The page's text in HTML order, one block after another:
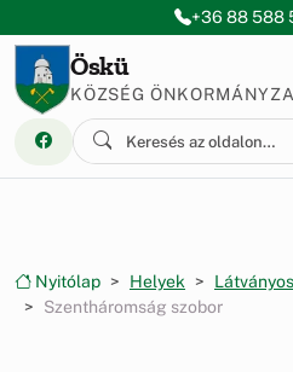
Ugrás a menüre
Ugrás a tartalomra+36 88 588
Öskü
KÖZSÉG
Nyitólap Helyek
Szentháromság szobor